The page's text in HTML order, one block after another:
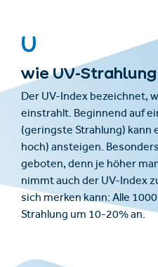
U
wie UV-Strahlung
Der UV-Index bezeichnet,
einstrahlt. Beginnend auf
(geringste Strahlung) kann
hoch) ansteigen.
geboten, denn je höher
nimmt auch der UV-Index
sich merken kann: Alle
Strahlung um 10-20% an.